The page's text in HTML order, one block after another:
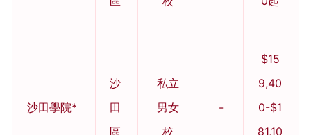
沙田學院*
沙
田
區
私立
男女
校
-
$15
9,40
0-$1
81,10